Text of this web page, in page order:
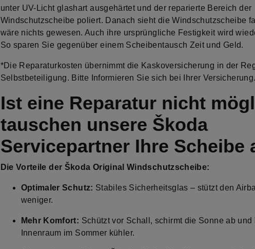
unter UV-Licht glashart ausgehärtet und der reparierte Bereich der
Windschutzscheibe poliert. Danach sieht die Windschutzscheibe
wäre nichts gewesen. Auch ihre ursprüngliche Festigkeit wird
So sparen Sie gegenüber einem Scheibentausch Zeit und Geld.
*Die Reparaturkosten übernimmt die Kaskoversicherung in der
Selbstbeteiligung. Bitte Informieren Sie sich bei Ihrer Versicherung.
Ist eine Reparatur nicht
tauschen unsere Škoda
Servicepartner Ihre Scheibe
Die Vorteile der Škoda Original Windschutzscheibe:
Optimaler Schutz: Stabiles Sicherheitsglas – stützt den
weniger.
Mehr Komfort: Schützt vor Schall, schirmt die Sonne ab und
Innenraum im Sommer kühler.